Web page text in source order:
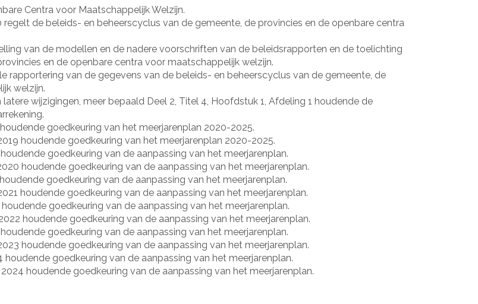
Centra voor Maatschappelijk Welzijn.
de beleids- en beheerscyclus van de gemeente, de provincies en de openbare centra
van de modellen en de nadere voorschriften van de beleidsrapporten en de toelichting
en de openbare centra voor maatschappelijk welzijn.
rapportering van de gegevens van de beleids- en beheerscyclus van de gemeente, de
welzijn.
wijzigingen, meer bepaald Deel 2, Titel 4, Hoofdstuk 1, Afdeling 1 houdende de
goedkeuring van het meerjarenplan 2020-2025.
houdende goedkeuring van het meerjarenplan 2020-2025.
goedkeuring van de aanpassing van het meerjarenplan.
houdende goedkeuring van de aanpassing van het meerjarenplan.
goedkeuring van de aanpassing van het meerjarenplan.
houdende goedkeuring van de aanpassing van het meerjarenplan.
goedkeuring van de aanpassing van het meerjarenplan.
houdende goedkeuring van de aanpassing van het meerjarenplan.
goedkeuring van de aanpassing van het meerjarenplan.
houdende goedkeuring van de aanpassing van het meerjarenplan.
goedkeuring van de aanpassing van het meerjarenplan.
houdende goedkeuring van de aanpassing van het meerjarenplan.